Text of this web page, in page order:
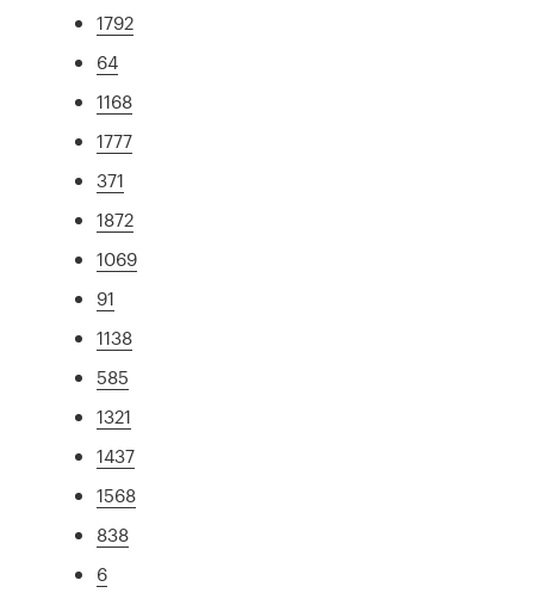
1792
64
1168
1777
371
1872
1069
91
1138
585
1321
1437
1568
838
6